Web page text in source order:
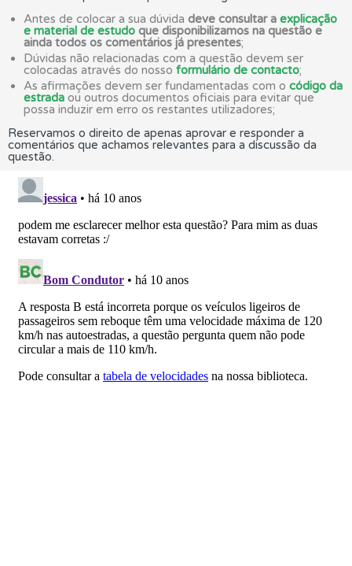
Antes de colocar a sua dúvida deve consultar a explicação
e material de estudo que disponibilizamos na questão e
ainda todos os comentários já presentes;
Dúvidas não relacionadas com a questão devem ser
colocadas através do nosso formulário de contacto;
As afirmações devem ser fundamentadas com o código da
estrada ou outros documentos oficiais para evitar que
possa induzir em erro os restantes utilizadores;
Reservamos o direito de apenas aprovar e responder a
comentários que achamos relevantes para a discussão da
questão.